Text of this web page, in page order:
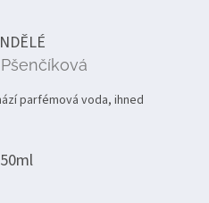
je 5 z 5 hvězdiček.
parfémová voda, ihned
je 5 z 5 hvězdiček.